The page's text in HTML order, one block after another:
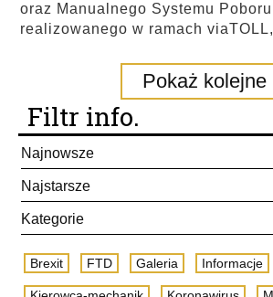
oraz Manualnego Systemu Poboru
realizowanego w ramach
Pokaż kolejne
Filtr info.
Najnowsze
Najstarsze
Kategorie
Brexit FTD Galeria Informacje